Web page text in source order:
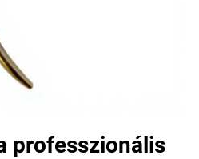
professzionális